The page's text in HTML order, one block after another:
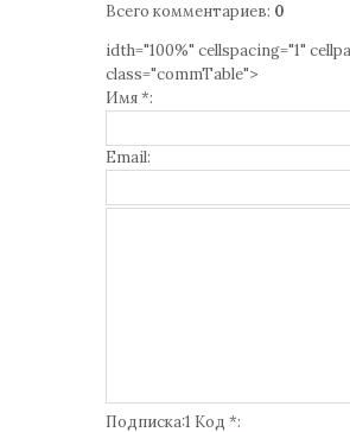
Всего комментариев: 0
idth="100%" cellspacing="1"
class="commTable">
Имя *:
Email:
Подписка:1 Код *: